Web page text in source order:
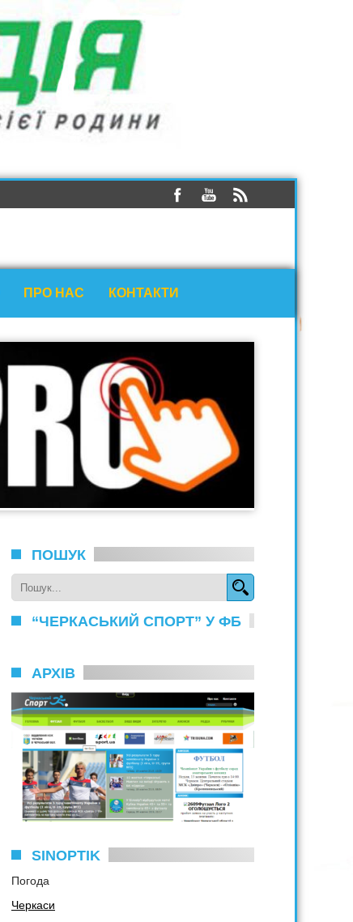
ПРО НАС КОНТАКТИ
ПОШУК
“ЧЕРКАСЬКИЙ СПОРТ” У ФБ
АРХІВ
SINOPTIK
Погода
Черкаси